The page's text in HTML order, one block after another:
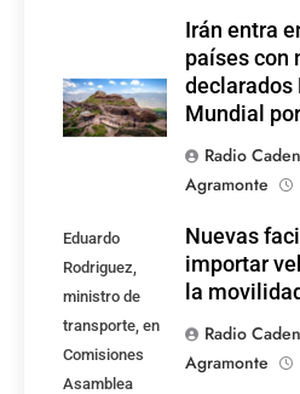
Irán entra
países con
declarados
Mundial
Radio
Agramonte
Eduardo
Rodriguez,
ministro de
transporte, en
Comisiones
Asamblea
Nuevas
importar
la
Radio
Agramonte